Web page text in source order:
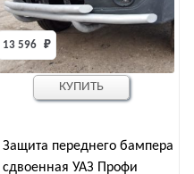
Защита переднего бампера
сдвоенная УАЗ Профи
13 596 ₽
КУПИТЬ